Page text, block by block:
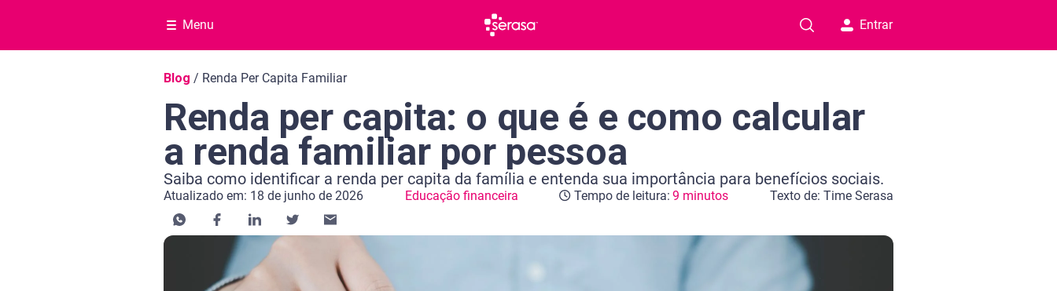
Menu Entrar
Navegação do blog
Blog / Renda Per Capita Familiar
Renda per capita: o que é e como calcular
a renda familiar por pessoa
Saiba como identificar a renda per capita da família e entenda sua importância para benefícios sociais.
Atualizado em: 18 de junho de 2026 Educação financeira
Categoria Educação financeira Tempo de leitura: 9 minutos
Tempo de leitura: 9 minutos Texto de: Time Serasa